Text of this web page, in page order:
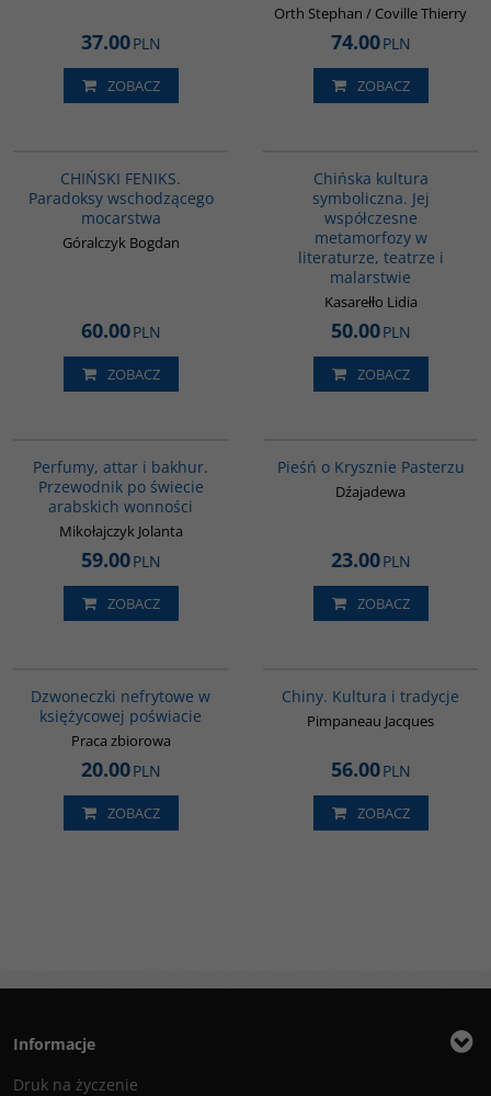
37.00PLN
ZOBACZ
Orth Stephan / Coville Thierry
74.00PLN
ZOBACZ
CHIŃSKI FENIKS.
Paradoksy wschodzącego
mocarstwa
Góralczyk Bogdan
60.00PLN
ZOBACZ
Chińska kultura
symboliczna. Jej
współczesne
metamorfozy w
literaturze, teatrze i
malarstwie
Kasarełło Lidia
50.00PLN
ZOBACZ
Perfumy, attar i bakhur.
Przewodnik po świecie
arabskich wonności
Mikołajczyk Jolanta
59.00PLN
ZOBACZ
Pieśń o Krysznie Pasterzu
Dźajadewa
23.00PLN
ZOBACZ
Dzwoneczki nefrytowe w
księżycowej poświacie
Praca zbiorowa
20.00PLN
ZOBACZ
Chiny. Kultura i tradycje
Pimpaneau Jacques
56.00PLN
ZOBACZ
Informacje
Druk na życzenie